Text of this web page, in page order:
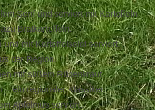
Senf und serviert mit Kartoffeln.
Bratkartoffeln.
und mit Kartoffelsalat serviert.
der Region.
mit süßem Rübenkraut.
– ein regionaler Klassiker.
Apfelmus serviert.